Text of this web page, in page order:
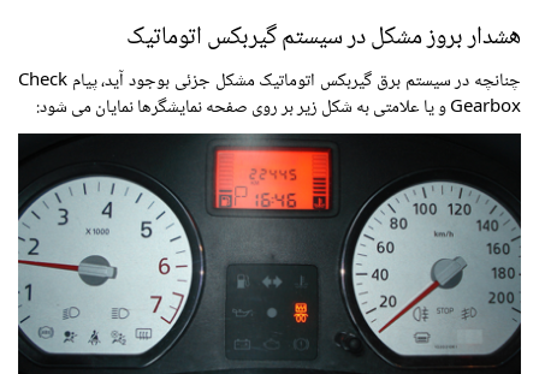
هشدار بروز مشکل در سیستم گیربکس اتوماتیک
چنانچه در سیستم برق گیربکس اتوماتیک مشکل جزئی بوجود آید، پیام Check
Gearbox و یا علامتی به شکل زیر بر روی صفحه نمایشگرها نمایان می شود: